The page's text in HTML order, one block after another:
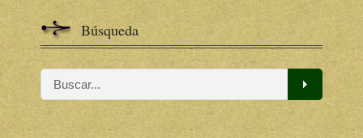
Búsqueda